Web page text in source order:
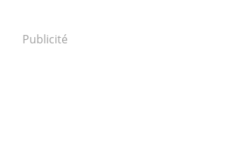
Publicité